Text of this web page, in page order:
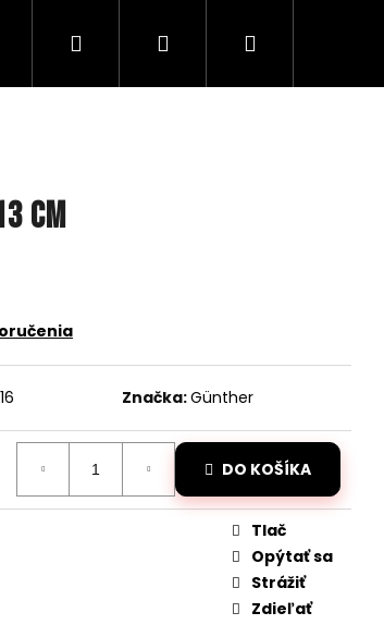
RC Tanky Lode RC Roboty
Hľadať PrihlásenieNákupný
cm
Značka:Günther
DO KOŠÍKA
Tlač
Opýtať sa
Strážiť
Zdieľať
Nasledujúce